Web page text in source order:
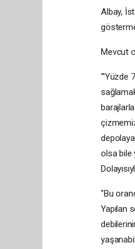
Albay,
Mevcut
“'Yüzde
olsa bile
"Bu
Yapılan